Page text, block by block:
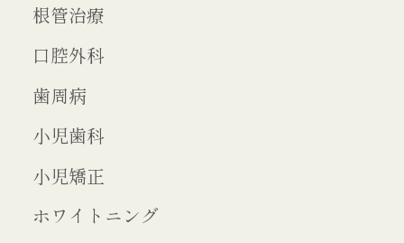
根管治療
口腔外科
歯周病
小児歯科
小児矯正
ホワイトニング